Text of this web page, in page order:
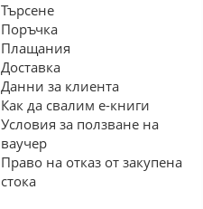
Търсене
Поръчка
Плащания
Доставка
Данни за клиента
Как да свалим е-книги
Условия за ползване на
ваучер
Право на отказ от закупена
стока